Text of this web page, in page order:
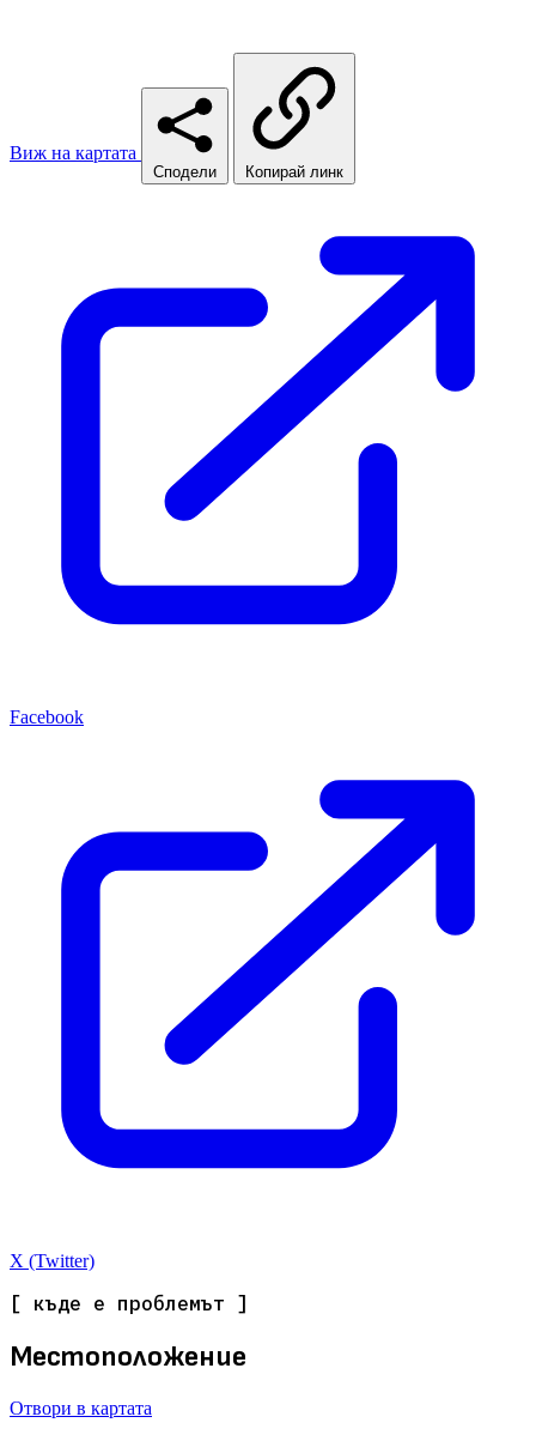
Виж на картата
Сподели Копирай линк
Facebook
X (Twitter)
[ къде е проблемът ]
Местоположение
Отвори в картата